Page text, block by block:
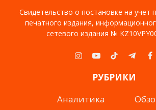
Свидетельство о постановке на учет
печатного издания,
сетевого издания №
Instagram
YouTubeTikTok
РУБРИКИ
Аналитика